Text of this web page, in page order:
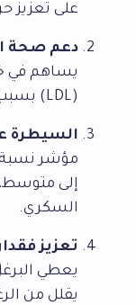
على تعزيز
دعم صحة
يساهم في
(LDL) بسبب الألياف القابلة للذوبان.
السيطرة
إلى
السكري.
تعزيز
يعطي
يقلل من